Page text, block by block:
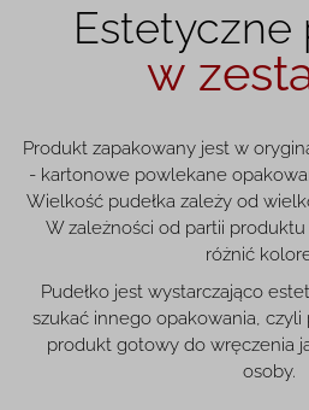
Estetyczne
w
Produkt zapakowany jest w
- kartonowe powlekane
Wielkość pudełka zależy od
W zależności od partii
różnić
Pudełko jest wystarczająco
szukać innego opakowania,
produkt gotowy do wręczenia
osoby.